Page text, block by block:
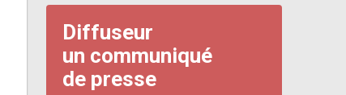
Diffuseur
un communiqué
de presse